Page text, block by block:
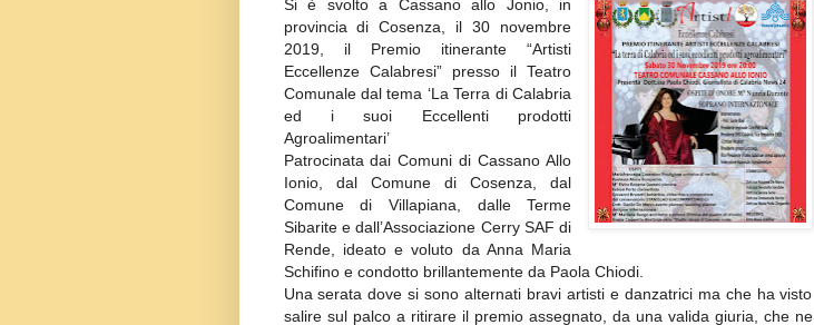
Si è svolto a Cassano allo Jonio, in
provincia di Cosenza, il 30 novembre
2019, il Premio itinerante “Artisti
Eccellenze Calabresi” presso il Teatro
Comunale dal tema ‘La Terra di Calabria
ed i suoi Eccellenti prodotti
Agroalimentari’
Patrocinata dai Comuni di Cassano Allo
Ionio, dal Comune di Cosenza, dal
Comune di Villapiana, dalle Terme
Sibarite e dall’Associazione Cerry SAF di
Rende, ideato e voluto da Anna Maria
Schifino e condotto brillantemente da Paola Chiodi.
Una serata dove si sono alternati bravi artisti e danzatrici ma che ha visto
salire sul palco a ritirare il premio assegnato, da una valida giuria, che ne